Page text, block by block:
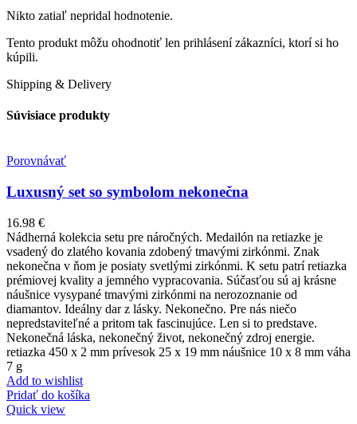
Nikto zatiaľ nepridal hodnotenie.
Tento produkt môžu ohodnotiť len prihlásení zákazníci, ktorí si ho
kúpili.
Shipping & Delivery
Súvisiace produkty
Porovnávať
Luxusný set so symbolom nekonečna
16.98 €
Nádherná kolekcia setu pre náročných. Medailón na retiazke je
vsadený do zlatého kovania zdobený tmavými zirkónmi. Znak
nekonečna v ňom je posiaty svetlými zirkónmi. K setu patrí retiazka
prémiovej kvality a jemného vypracovania. Súčasťou sú aj krásne
náušnice vysypané tmavými zirkónmi na nerozoznanie od
diamantov. Ideálny dar z lásky. Nekonečno. Pre nás niečo
nepredstaviteľné a pritom tak fascinujúce. Len si to predstave.
Nekonečná láska, nekonečný život, nekonečný zdroj energie.
retiazka 450 x 2 mm prívesok 25 x 19 mm náušnice 10 x 8 mm váha
7 g
Add to wishlist
Pridať do košíka
Quick view